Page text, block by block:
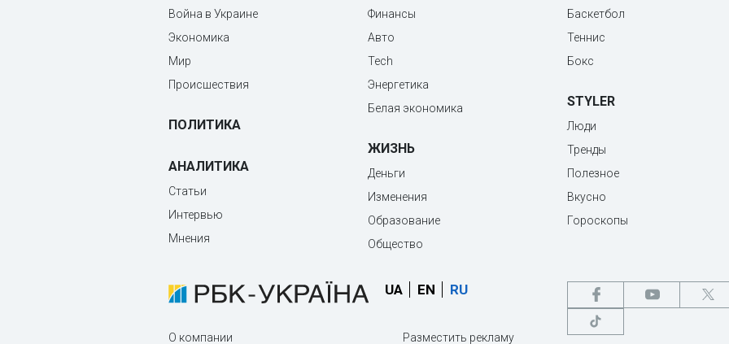
Война в Украине
Экономика
Мир
Происшествия
ПОЛИТИКА
АНАЛИТИКА
Статьи
Интервью
Мнения
Финансы
Авто
Tech
Энергетика
Белая экономика
ЖИЗНЬ
Деньги
Изменения
Образование
Общество
Баскетбол
Теннис
Бокс
STYLER
Люди
Тренды
Полезное
Вкусно
Гороскопы
UA EN RU
О компании Разместить рекламу